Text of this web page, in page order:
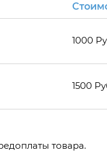
1000
1500
товара.